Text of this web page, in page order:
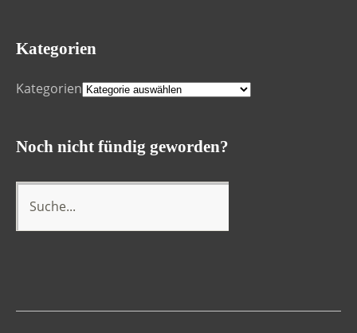
Kategorien
Kategorien
Noch nicht fündig geworden?